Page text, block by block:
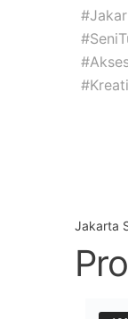
Jakarta